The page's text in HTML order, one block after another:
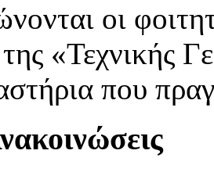
οι
«Τεχνικής
που